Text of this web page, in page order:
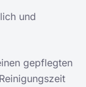
und
gepflegten